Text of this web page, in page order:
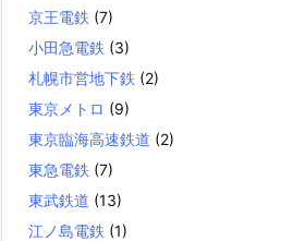
京王電鉄 (7)
小田急電鉄 (3)
札幌市営地下鉄 (2)
東京メトロ (9)
東京臨海高速鉄道 (2)
東急電鉄 (7)
東武鉄道 (13)
江ノ島電鉄 (1)